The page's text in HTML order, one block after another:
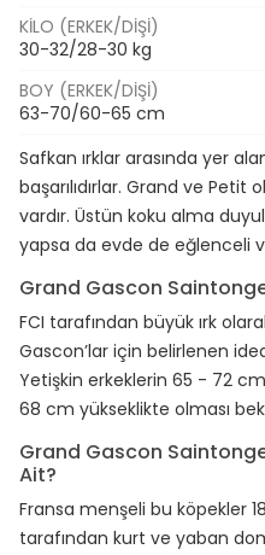
KILO (ERKEK/DIŞI)
30-32/28-30 kg
BOY (ERKEK/DIŞI)
63-70/60-65 cm
Safkan ırklar arasında yer
başarılıdırlar. Grand ve Petit
vardır. Üstün koku alma
yapsa da evde de eğlenceli
Grand Gascon
FCI tarafından büyük ırk
Gascon’lar için belirlenen
Yetişkin erkeklerin 65 - 72
68 cm yükseklikte olması
Grand Gascon
Ait?
Fransa menşeli bu köpekler
tarafından kurt ve yaban